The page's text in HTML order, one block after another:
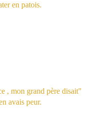
en patois.
, mon grand père disait"
avais peur.